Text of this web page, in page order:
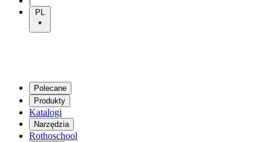
PL
Polecane
Produkty
Katalogi
Narzędzia
Rothoschool